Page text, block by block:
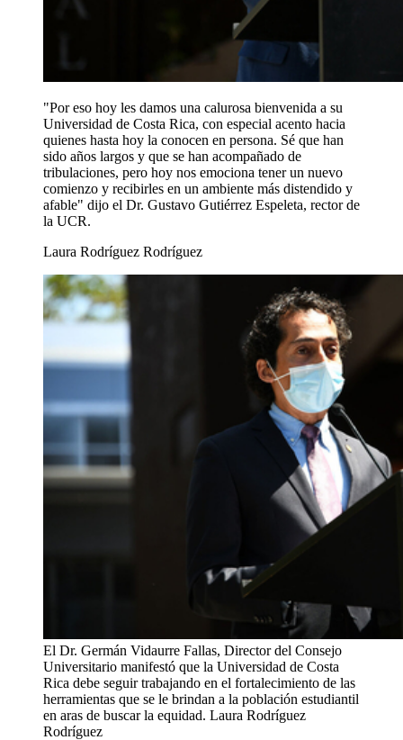
"Por eso hoy les damos una calurosa bienvenida a su
Universidad de Costa Rica, con especial acento hacia
quienes hasta hoy la conocen en persona. Sé que han
sido años largos y que se han acompañado de
tribulaciones, pero hoy nos emociona tener un nuevo
comienzo y recibirles en un ambiente más distendido y
afable" dijo el Dr. Gustavo Gutiérrez Espeleta, rector de
la UCR.
Laura Rodríguez Rodríguez
El Dr. Germán Vidaurre Fallas, Director del Consejo
Universitario manifestó que la Universidad de Costa
Rica debe seguir trabajando en el fortalecimiento de las
herramientas que se le brindan a la población estudiantil
en aras de buscar la equidad. Laura Rodríguez
Rodríguez